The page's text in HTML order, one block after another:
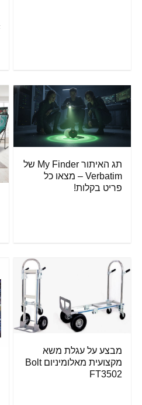
תג האיתור My Finder של
Verbatim – מצאו כל
פריט בקלות!
מבצע על עגלת משא
מקצועית מאלומיניום Bolt
FT3502